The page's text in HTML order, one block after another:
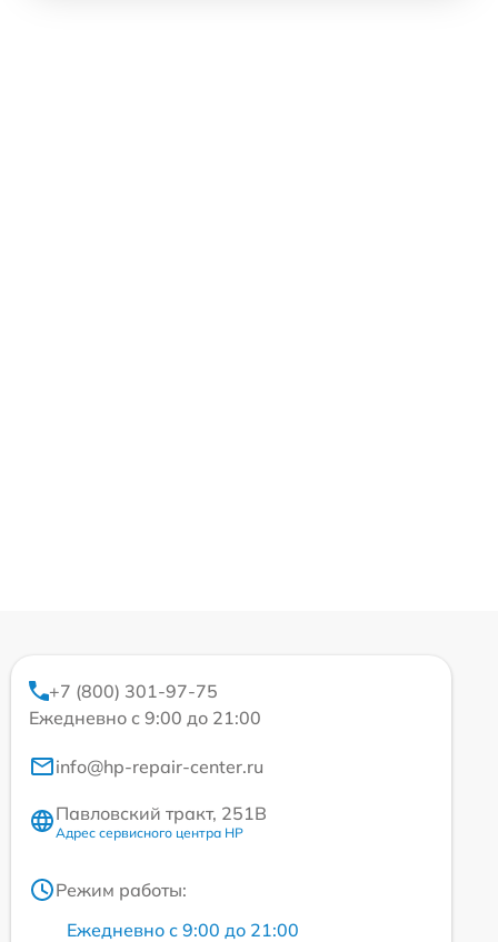
+7 (800) 301-97-75
Ежедневно с 9:00 до 21:00
info@hp-repair-center.ru
Павловский тракт, 251В
Адрес сервисного центра HP
Режим работы:
Ежедневно с 9:00 до 21:00